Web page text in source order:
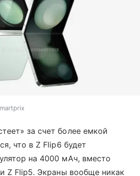
за счет более емкой
что в Z Flip6 будет
на 4000 мАч, вместо
Z Flip5. Экраны вообще никак